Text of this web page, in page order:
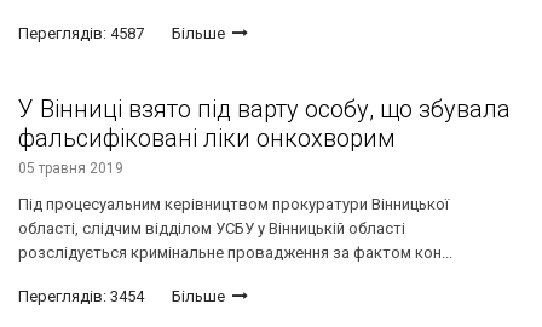
Переглядів: 4587 Більше
У Вінниці взято під варту особу, що збувала
фальсифіковані ліки онкохворим
05 травня 2019
Під процесуальним керівництвом прокуратури Вінницької
області, слідчим відділом УСБУ у Вінницькій області
розслідується кримінальне провадження за фактом кон...
Переглядів: 3454 Більше